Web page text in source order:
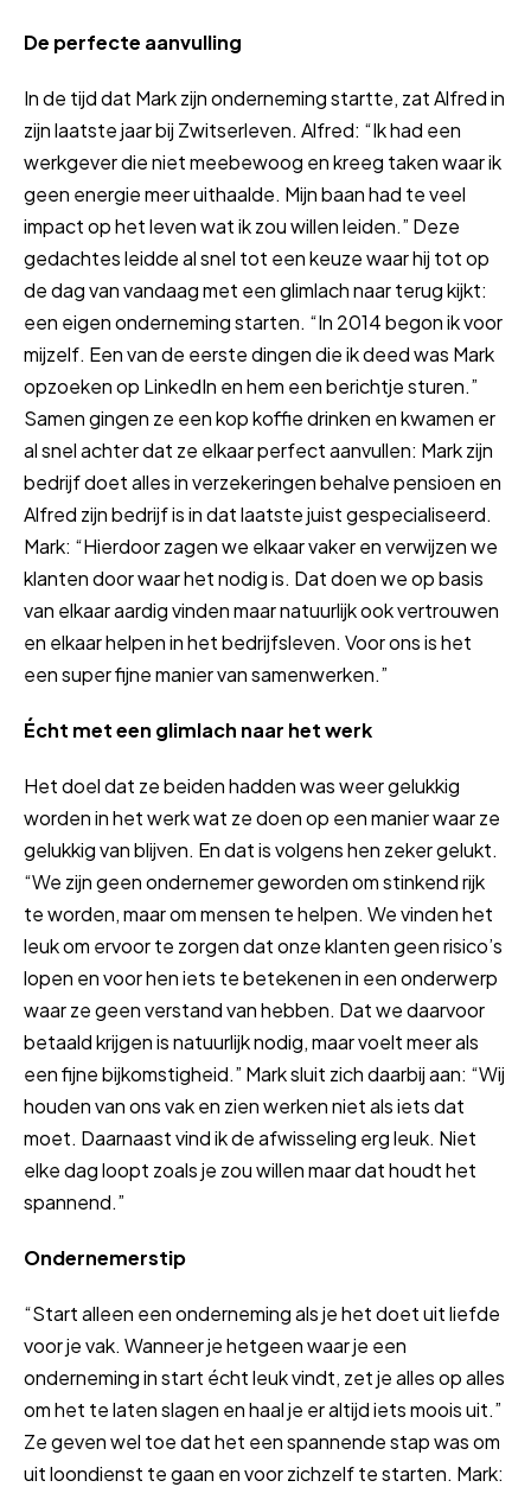
De perfecte aanvulling
In de tijd dat Mark zijn onderneming startte, zat Alfred in
zijn laatste jaar bij Zwitserleven. Alfred: “Ik had een
werkgever die niet meebewoog en kreeg taken waar ik
geen energie meer uithaalde. Mijn baan had te veel
impact op het leven wat ik zou willen leiden.” Deze
gedachtes leidde al snel tot een keuze waar hij tot op
de dag van vandaag met een glimlach naar terug kijkt:
een eigen onderneming starten. “In 2014 begon ik voor
mijzelf. Een van de eerste dingen die ik deed was Mark
opzoeken op LinkedIn en hem een berichtje sturen.”
Samen gingen ze een kop koffie drinken en kwamen er
al snel achter dat ze elkaar perfect aanvullen: Mark zijn
bedrijf doet alles in verzekeringen behalve pensioen en
Alfred zijn bedrijf is in dat laatste juist gespecialiseerd.
Mark: “Hierdoor zagen we elkaar vaker en verwijzen we
klanten door waar het nodig is. Dat doen we op basis
van elkaar aardig vinden maar natuurlijk ook vertrouwen
en elkaar helpen in het bedrijfsleven. Voor ons is het
een super fijne manier van samenwerken.”
Écht met een glimlach naar het werk
Het doel dat ze beiden hadden was weer gelukkig
worden in het werk wat ze doen op een manier waar ze
gelukkig van blijven. En dat is volgens hen zeker gelukt.
“We zijn geen ondernemer geworden om stinkend rijk
te worden, maar om mensen te helpen. We vinden het
leuk om ervoor te zorgen dat onze klanten geen risico’s
lopen en voor hen iets te betekenen in een onderwerp
waar ze geen verstand van hebben. Dat we daarvoor
betaald krijgen is natuurlijk nodig, maar voelt meer als
een fijne bijkomstigheid.” Mark sluit zich daarbij aan: “Wij
houden van ons vak en zien werken niet als iets dat
moet. Daarnaast vind ik de afwisseling erg leuk. Niet
elke dag loopt zoals je zou willen maar dat houdt het
spannend.”
Ondernemerstip
“Start alleen een onderneming als je het doet uit liefde
voor je vak. Wanneer je hetgeen waar je een
onderneming in start écht leuk vindt, zet je alles op alles
om het te laten slagen en haal je er altijd iets moois uit.”
Ze geven wel toe dat het een spannende stap was om
uit loondienst te gaan en voor zichzelf te starten. Mark: